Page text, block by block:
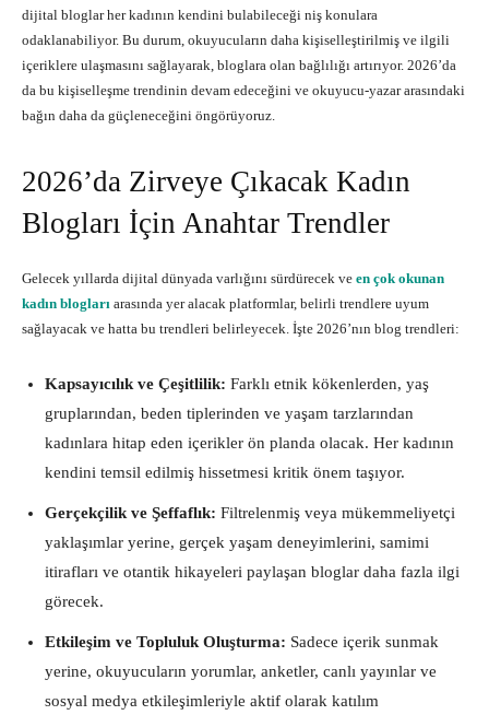
dijital bloglar her kadının kendini bulabileceği niş konulara
odaklanabiliyor. Bu durum, okuyucuların daha kişiselleştirilmiş ve ilgili
içeriklere ulaşmasını sağlayarak, bloglara olan bağlılığı artırıyor. 2026’da
da bu kişiselleşme trendinin devam edeceğini ve okuyucu-yazar arasındaki
bağın daha da güçleneceğini öngörüyoruz.
2026’da Zirveye Çıkacak Kadın
Blogları İçin Anahtar Trendler
Gelecek yıllarda dijital dünyada varlığını sürdürecek ve en çok okunan
kadın blogları arasında yer alacak platformlar, belirli trendlere uyum
sağlayacak ve hatta bu trendleri belirleyecek. İşte 2026’nın blog trendleri:
Kapsayıcılık ve Çeşitlilik: Farklı etnik kökenlerden, yaş
gruplarından, beden tiplerinden ve yaşam tarzlarından
kadınlara hitap eden içerikler ön planda olacak. Her kadının
kendini temsil edilmiş hissetmesi kritik önem taşıyor.
Gerçekçilik ve Şeffaflık: Filtrelenmiş veya mükemmeliyetçi
yaklaşımlar yerine, gerçek yaşam deneyimlerini, samimi
itirafları ve otantik hikayeleri paylaşan bloglar daha fazla ilgi
görecek.
Etkileşim ve Topluluk Oluşturma: Sadece içerik sunmak
yerine, okuyucuların yorumlar, anketler, canlı yayınlar ve
sosyal medya etkileşimleriyle aktif olarak katılım